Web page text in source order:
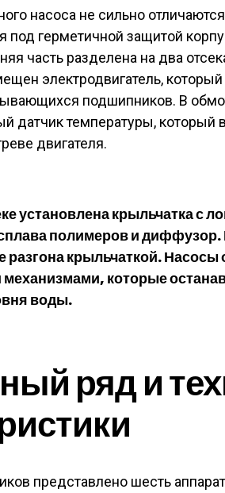
насоса не сильно
под герметичной защитой
часть разделена на два
электродвигатель, который
подшипников. В
датчик температуры, который
двигателя.
установлена крыльчатка с
полимеров и диффузор.
разгона крыльчаткой.
которые
воды.
ряд и
представлено шесть